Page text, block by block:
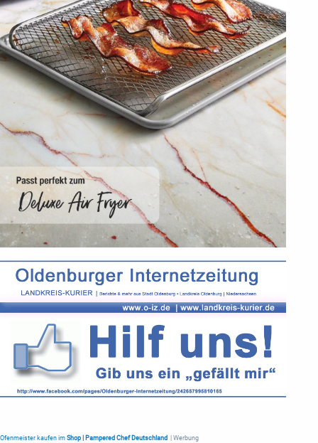
Ofenmeister kaufen im Shop | Pampered Chef Deutschland | Werbung